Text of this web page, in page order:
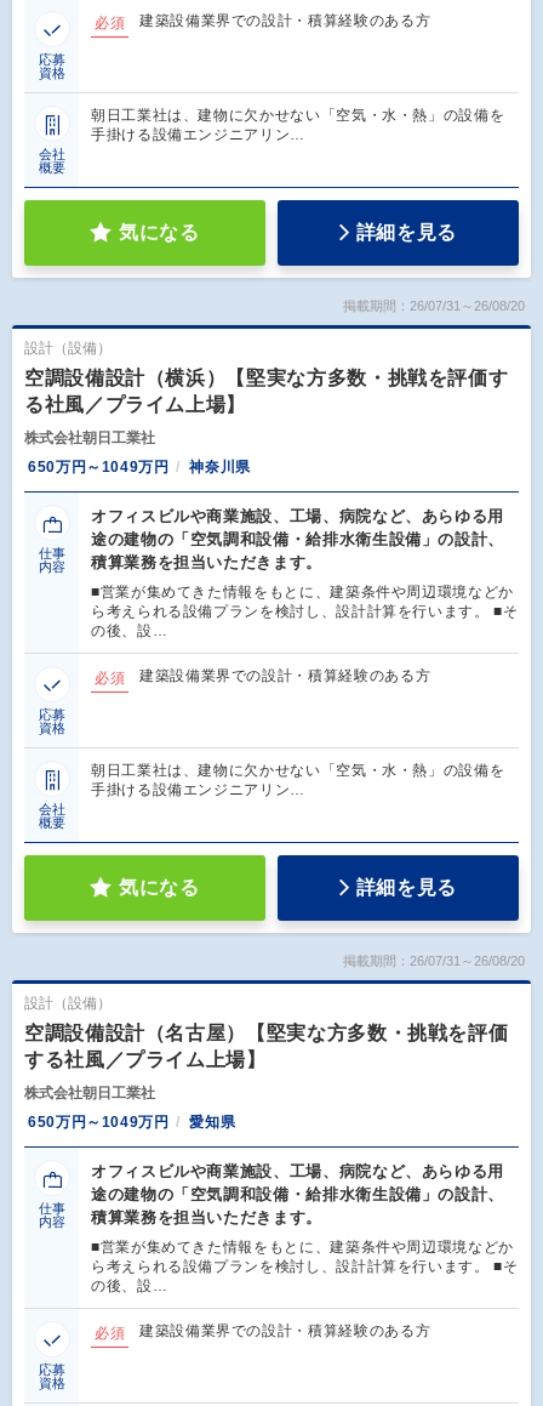
応募
資格
必須 建築設備業界での設計・積算経験のある方
会社
概要
朝日工業社は、建物に欠かせない「空気・水・熱」の設備を
手掛ける設備エンジニアリン…
気になる 詳細を見る
掲載期間：26/07/31～26/08/20
設計（設備）
空調設備設計（横浜）【堅実な方多数・挑戦を評価す
る社風／プライム上場】
株式会社朝日工業社
650万円～1049万円
神奈川県
仕事
内容
オフィスビルや商業施設、工場、病院など、あらゆる用
途の建物の「空気調和設備・給排水衛生設備」の設計、
積算業務を担当いただきます。
■営業が集めてきた情報をもとに、建築条件や周辺環境などか
ら考えられる設備プランを検討し、設計計算を行います。 ■そ
の後、設…
応募
資格
必須 建築設備業界での設計・積算経験のある方
会社
概要
朝日工業社は、建物に欠かせない「空気・水・熱」の設備を
手掛ける設備エンジニアリン…
気になる 詳細を見る
掲載期間：26/07/31～26/08/20
設計（設備）
空調設備設計（名古屋）【堅実な方多数・挑戦を評価
する社風／プライム上場】
株式会社朝日工業社
650万円～1049万円
愛知県
仕事
内容
オフィスビルや商業施設、工場、病院など、あらゆる用
途の建物の「空気調和設備・給排水衛生設備」の設計、
積算業務を担当いただきます。
■営業が集めてきた情報をもとに、建築条件や周辺環境などか
ら考えられる設備プランを検討し、設計計算を行います。 ■そ
の後、設…
応募
資格
必須 建築設備業界での設計・積算経験のある方